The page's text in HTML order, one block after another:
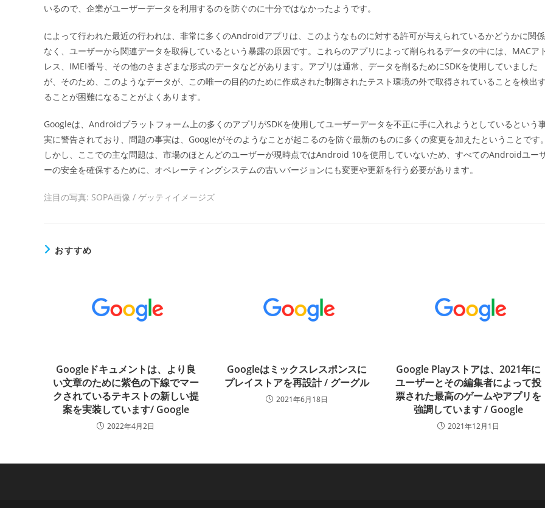
いるので、企業がユーザーデータを利用するのを防ぐのに十分ではなかったようです。
によって行われた最近の行われは、非常に多くのAndroidアプリは、このようなものに対する許可が与えられているかどうかに関係
なく、ユーザーから関連データを取得しているという暴露の原因です。これらのアプリによって削られるデータの中には、MACア
レス、IMEI番号、その他のさまざまな形式のデータなどがあります。アプリは通常、データを削るためにSDKを使用していました
が、そのため、このようなデータが、この唯一の目的のために作成された制御されたテスト環境の外で取得されていることを検出す
ることが困難になることがよくあります。
Googleは、Androidプラットフォーム上の多くのアプリがSDKを使用してユーザーデータを不正に手に入れようとしているという
実に警告されており、問題の事実は、Googleがそのようなことが起こるのを防ぐ最新のものに多くの変更を加えたということです。
しかし、ここでの主な問題は、市場のほとんどのユーザーが現時点ではAndroid 10を使用していないため、すべてのAndroidユー
ーの安全を確保するために、オペレーティングシステムの古いバージョンにも変更や更新を行う必要があります。
注目の写真: SOPA画像 / ゲッティイメージズ
おすすめ
Googleドキュメントは、より良
い文章のために紫色の下線でマー
クされているテキストの新しい提
案を実装しています/ Google
2022年4月2日
Googleはミックスレスポンスに
プレイストアを再設計 / グーグル
2021年6月18日
Google Playストアは、2021年に
ユーザーとその編集者によって投
票された最高のゲームやアプリを
強調しています / Google
2021年12月1日